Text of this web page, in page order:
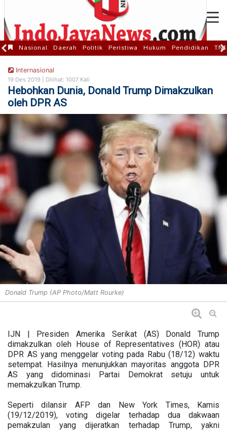
Nasional Daerah Politik Peristiwa Hukum Pendidikan
Internasional
19 Des 2019 | Dilihat: 1007 Kali
Hebohkan Dunia, Donald Trump Dimakzulkan
oleh DPR AS
Donald Trump (AP Photo/Matt Rourke)
IJN | Presiden Amerika Serikat (AS) Donald Trump
dimakzulkan oleh House of Representatives (HOR) atau
DPR AS yang menggelar voting pada Rabu (18/12) waktu
setempat. Hasilnya menunjukkan mayoritas anggota DPR
AS yang didominasi Partai Demokrat setuju untuk
memakzulkan Trump.
Seperti dilansir AFP dan New York Times, Kamis
(19/12/2019), voting digelar terhadap dua dakwaan
pemakzulan yang dijeratkan terhadap Trump, yakni